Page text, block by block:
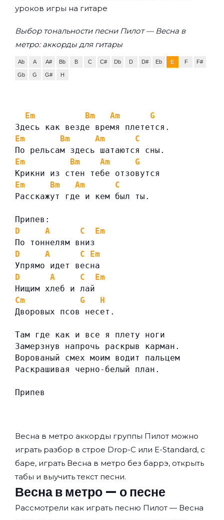
уроков игры на гитаре
Выбор тональности песни Пилот — Весна в
метро: аккорды для гитары
Ab A A# Bb B C C# Db D D# Eb E F F#
Gb G G# H
Em Bm Am
G
Здесь как везде время плетется.
Em
Bm Am
C
По рельсам здесь шатаются сны.
Em
Bm Am
G
Крикни из стен тебе отзовутся
Em
Bm Am
C
Расскажут где и кем был ты.
Припев:
D
A C
Em
По тоннелям вниз
D
A C
Em
Упрямо идет весна
D
A C
Em
Нищим хлеб и лай
Cm
G
H
Дворовых псов несет.
Там где как и все я плету ноги
Замерзнув напрочь раскрыв карман.
Ворованый смех моим водит пальцем
Раскрашивая черно-белый план.
Припев
Весна в метро аккорды группы Пилот можно
играть разбор в строе Drop-C или E-Standard, с
баре, играть Весна в метро без баррэ, открыть
табы и выучить текст песни.
Весна в метро — о песне
Рассмотрели как играть песню Пилот — Весна